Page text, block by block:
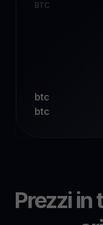
BTC
btc
btc
Prezzi in